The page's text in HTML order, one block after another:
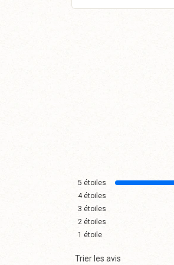
5 étoiles
4étoiles
3 étoiles
2 étoiles
1 étoile
Trier les avis